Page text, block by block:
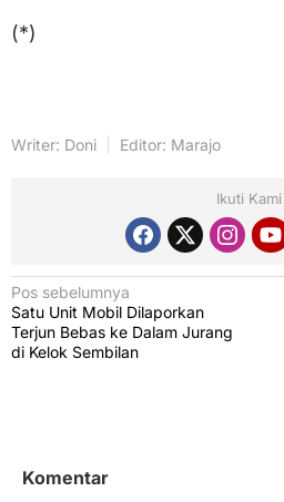
(*)
Writer: Doni Editor: Marajo
Ikuti Kami
N
a
v
s
Pos sebelumnya
Satu Unit Mobil Dilaporkan
Terjun Bebas ke Dalam Jurang
di Kelok Sembilan
Komentar